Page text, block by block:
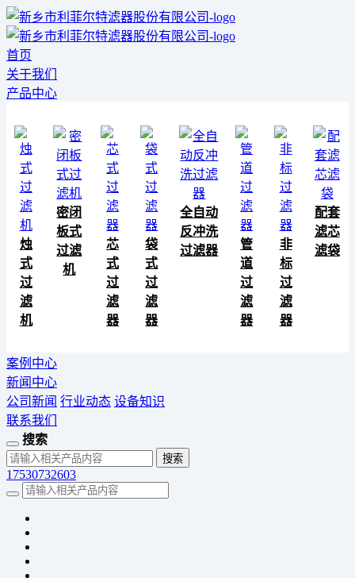
首页
关于我们
产品中心
烛
式
过
滤
机
密闭
板式
过滤
机
芯
式
过
滤
器
袋
式
过
滤
器
全自动
反冲洗
过滤器
管
道
过
滤
器
非
标
过
滤
器
配套
滤芯
滤袋
案例中心
新闻中心
公司新闻 行业动态 设备知识
联系我们
搜索
17530732603